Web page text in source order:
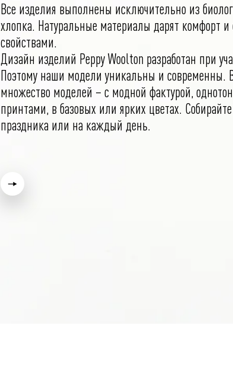
Все изделия выполнены исключительно из
хлопка. Натуральные материалы дарят комфорт
свойствами.
Дизайн изделий Peppy Woolton разработан при
Поэтому наши модели уникальны и современны.
множество моделей – с модной фактурой,
принтами, в базовых или ярких цветах.
праздника или на каждый день.